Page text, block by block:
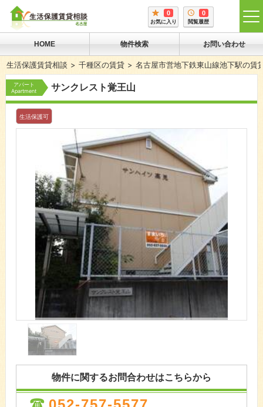
0
お気に入り
0
閲覧履歴
HOME 物件検索 お問い合わせ
生活保護賃貸相談 千種区の賃貸 名古屋市営地下鉄東山線池下駅の賃
アパート
Apartment
サンクレスト覚王山
生活保護可
物件に関するお問合わせはこちらから